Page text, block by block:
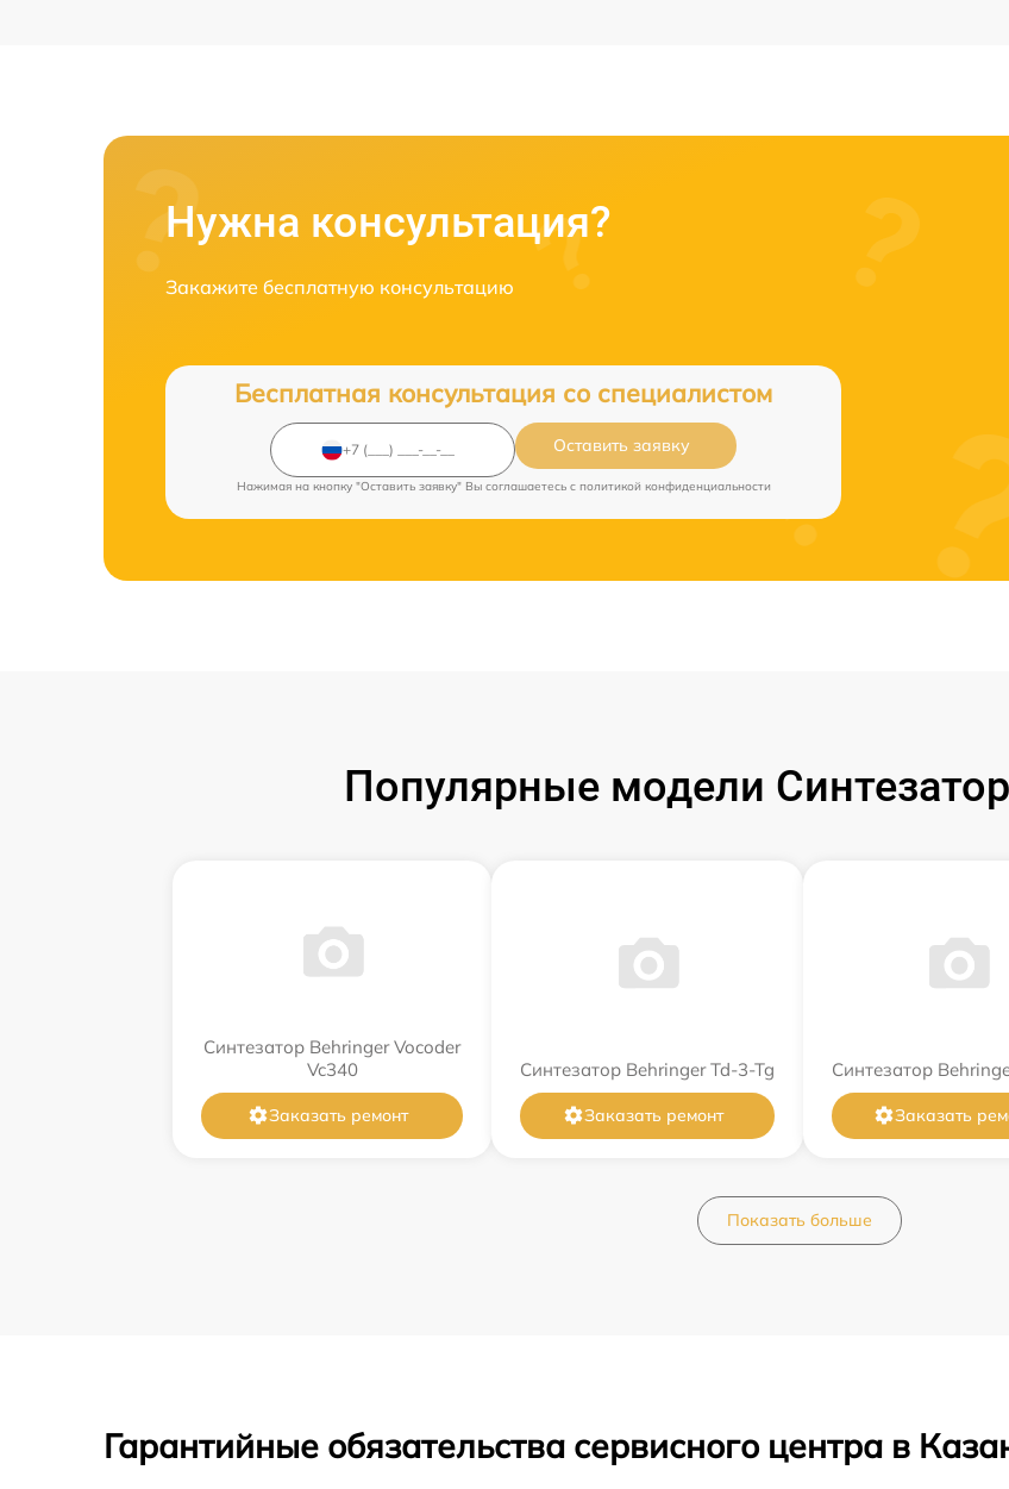
Нужна консультация?
Закажите бесплатную консультацию
Бесплатная консультация со специалистом
Оставить заявку
Нажимая на кнопку "Оставить заявку" Вы соглашаетесь c политикой конфиденциальности
Популярные модели
Синтезатор Behringer Vocoder
Vc340
Заказать ремонт
Синтезатор Behringer Td-3-Tg
Заказать ремонт
Синтезатор
Заказать
Показать больше
Гарантийные обязательства сервисного центра в